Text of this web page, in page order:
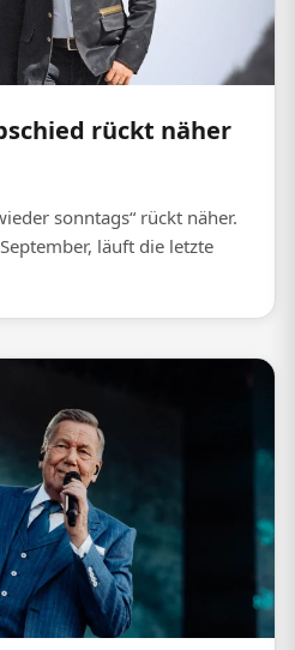
rückt näher
sonntags“ rückt näher.
läuft die letzte